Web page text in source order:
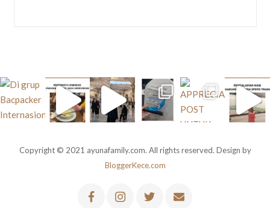
Copyright © 2021 ayunafamily.com. All rights reserved. Design by
BloggerKece.com